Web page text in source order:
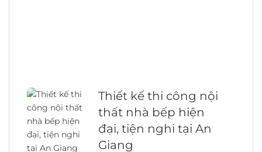
Thiết kế thi công nội
thất nhà bếp hiện
đại, tiện nghi tại An
Giang